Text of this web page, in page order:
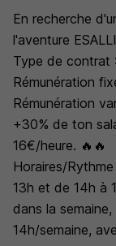
En recherche
l'aventure
Type de contrat
Rémunération
Rémunération
+30% de ton
16€/heure. 🔥🔥
Horaires/
13h et de 14h à
dans la
14h/semaine,